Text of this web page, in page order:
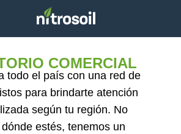
COMERCIAL
todo el país con una red de
para brindarte atención
según tu región. No
estés, tenemos un